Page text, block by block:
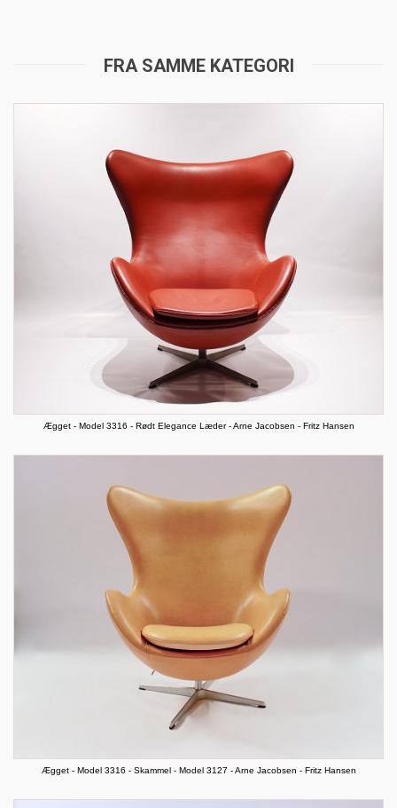
FRA SAMME KATEGORI
Ægget - Model 3316 - Rødt Elegance Læder - Arne Jacobsen - Fritz Hansen
Ægget - Model 3316 - Skammel - Model 3127 - Arne Jacobsen - Fritz Hansen